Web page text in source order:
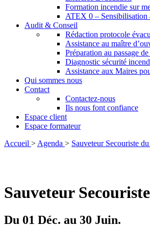
Formation incendie sur
ATEX 0 – Sensibilisation
Audit & Conseil
Rédaction protocole
Assistance au maître
Préparation au passage
Diagnostic sécurité
Assistance aux Maires
Qui sommes nous
Contact
Contactez-nous
Ils nous font confiance
Espace client
Espace formateur
Accueil > Agenda > Sauveteur Secouriste
Sauveteur
Du 01 Déc. au 30 Juin.